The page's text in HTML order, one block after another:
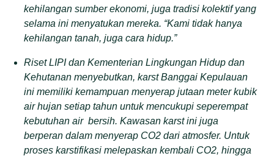
kehilangan sumber ekonomi, juga tradisi kolektif yang
selama ini menyatukan mereka. “Kami tidak hanya
kehilangan tanah, juga cara hidup.”
Riset LIPI dan Kementerian Lingkungan Hidup dan
Kehutanan menyebutkan, karst Banggai Kepulauan
ini memiliki kemampuan menyerap jutaan meter kubik
air hujan setiap tahun untuk mencukupi seperempat
kebutuhan air bersih. Kawasan karst ini juga
berperan dalam menyerap CO2 dari atmosfer. Untuk
proses karstifikasi melepaskan kembali CO2, hingga